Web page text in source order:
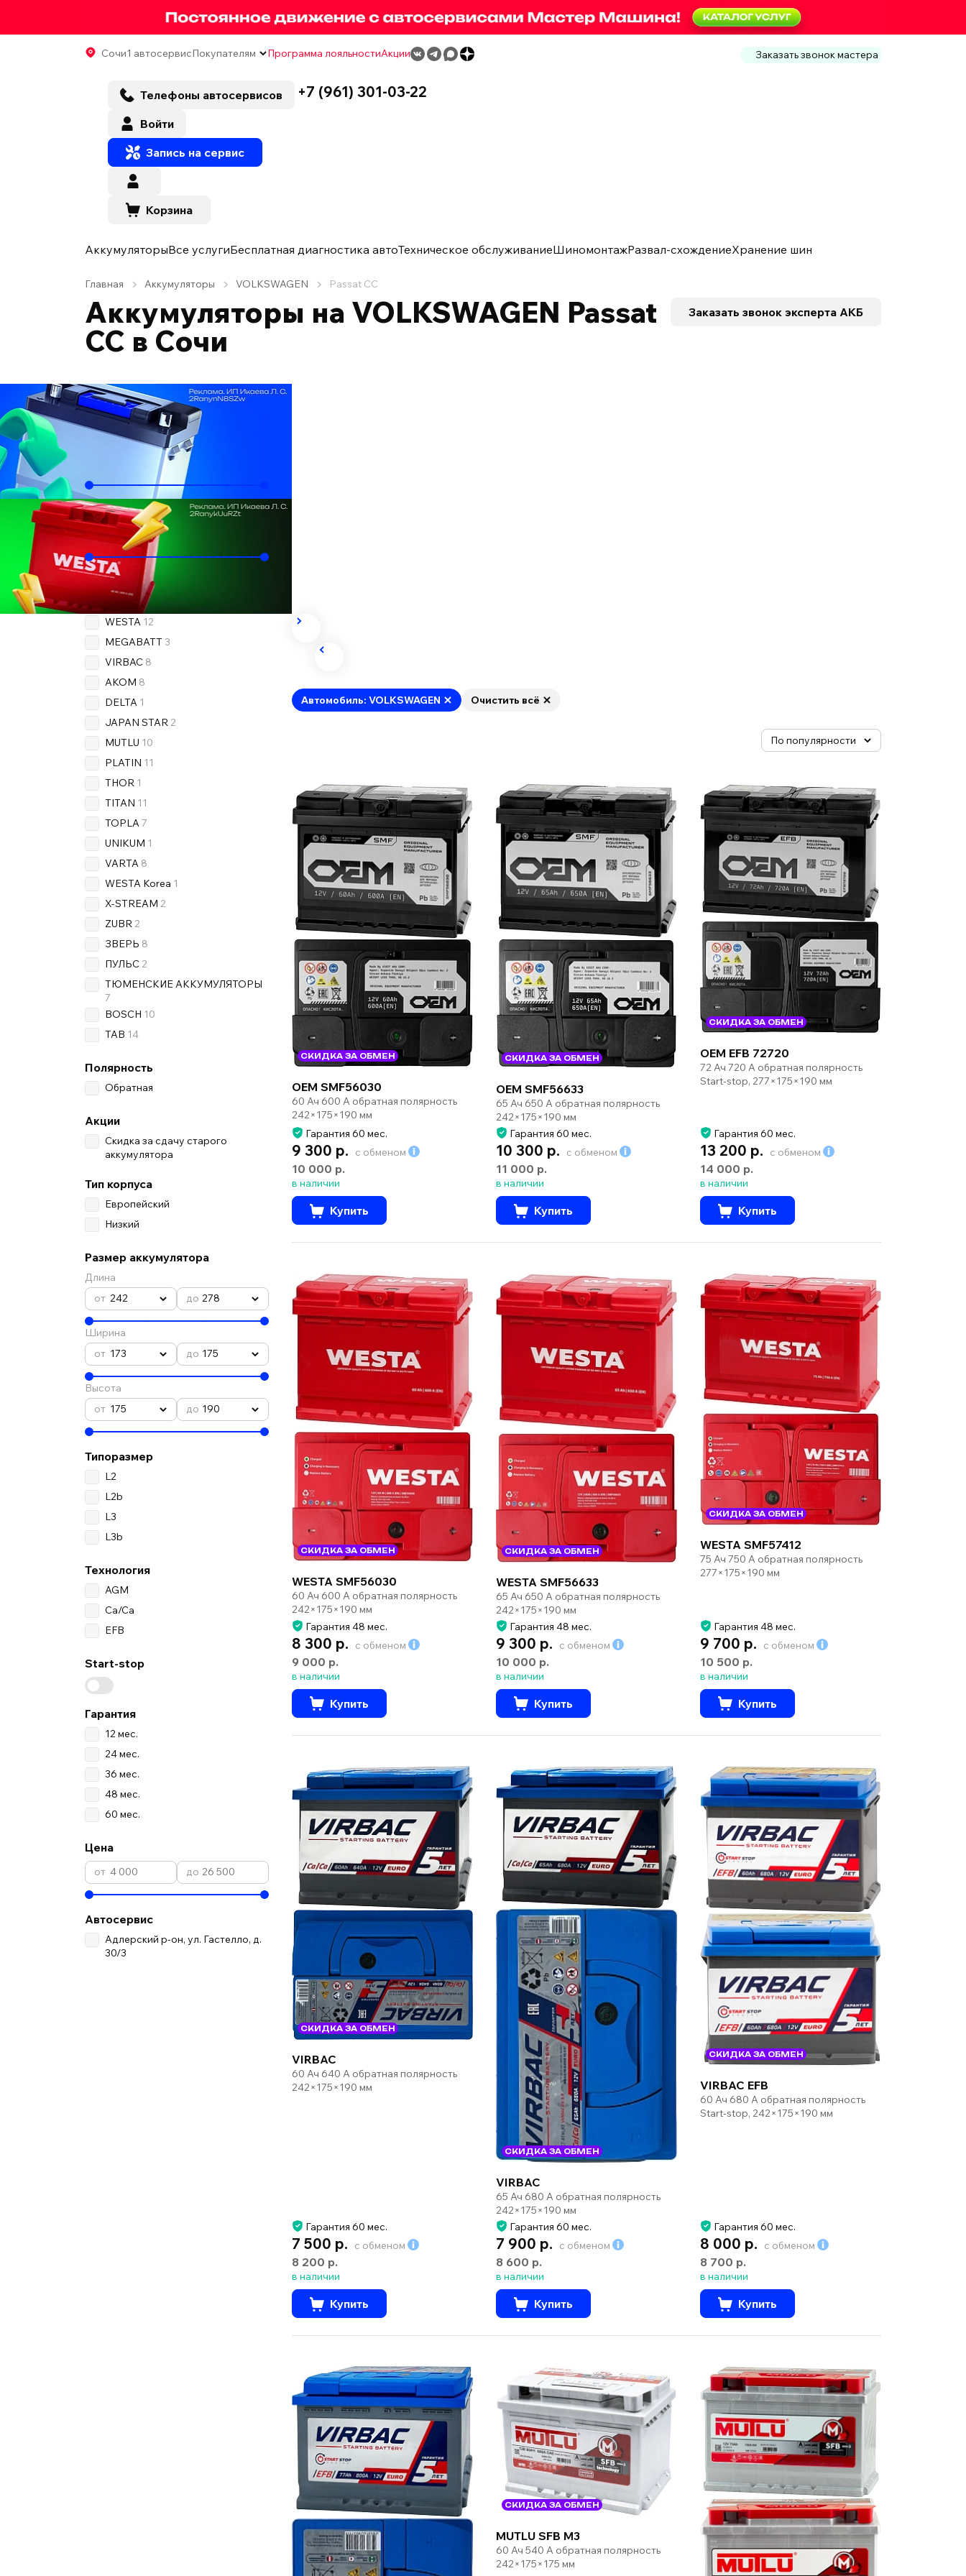
Сочи1 автосервисПокупателям Программа лояльностиАкции Заказать звонок мастера
Телефоны автосервисов +7 (961) 301-03-22
Войти
Запись на сервис
Корзина
АккумуляторыВсе услугиБесплатная диагностика автоТехническое обслуживаниеШиномонтажРазвал-схождениеХранение шин
Главная Аккумуляторы VOLKSWAGEN Passat CC
Аккумуляторы на VOLKSWAGEN Passat
CC в Сочи
Заказать звонок эксперта АКБ
Подобрать по автомобилю
Ёмкость, Ач
Пусковой ток, А
500
Бренд
OEM13
WESTA 12
MEGABATT 3
VIRBAC 8
AKOM 8
DELTA 1
JAPAN STAR 2
MUTLU 10
PLATIN 11
THOR 1
TITAN 11
TOPLA 7
UNIKUM 1
VARTA 8
WESTA Korea 1
X-STREAM 2
ZUBR 2
ЗВЕРЬ 8
ПУЛЬС 2
ТЮМЕНСКИЕ АККУМУЛЯТОРЫ
7
BOSCH 10
TAB 14
Полярность
Обратная
Акции
Скидка за сдачу старого
аккумулятора
Тип корпуса
Европейский
Низкий
Размер аккумулятора
Длина
242
278
Ширина
173
175
Высота
175
190
Типоразмер
L2
L2b
L3
L3b
Технология
AGM
Ca/Ca
EFB
Start-stop
Гарантия
12 мес.
24 мес.
36 мес.
48 мес.
60 мес.
Цена
Автосервис
Адлерский р-он, ул. Гастелло, д.
30/3
Автомобиль: VOLKSWAGEN Очистить всё
СКИДКА ЗА ОБМЕН
OEM SMF56030
60 Ач 600 А обратная полярность
242×175×190 мм
Гарантия 60 мес.
9 300 р. с обменом
10 000 р.
в наличии
Купить
СКИДКА ЗА ОБМЕН
OEM SMF56633
65 Ач 650 А обратная полярность
242×175×190 мм
Гарантия 60 мес.
10 300 р. с обменом
11 000 р.
в наличии
Купить
СКИДКА ЗА ОБМЕН
OEM EFB 72720
72 Ач 720 А обратная полярность
Start-stop, 277×175×190 мм
Гарантия 60 мес.
13 200 р. с обменом
14 000 р.
в наличии
Купить
СКИДКА ЗА ОБМЕН
WESTA SMF56030
60 Ач 600 А обратная полярность
242×175×190 мм
Гарантия 48 мес.
8 300 р. с обменом
9 000 р.
в наличии
Купить
СКИДКА ЗА ОБМЕН
WESTA SMF56633
65 Ач 650 А обратная полярность
242×175×190 мм
Гарантия 48 мес.
9 300 р. с обменом
10 000 р.
в наличии
Купить
СКИДКА ЗА ОБМЕН
WESTA SMF57412
75 Ач 750 А обратная полярность
277×175×190 мм
Гарантия 48 мес.
9 700 р. с обменом
10 500 р.
в наличии
Купить
СКИДКА ЗА ОБМЕН
VIRBAC
60 Ач 640 А обратная полярность
242×175×190 мм
Гарантия 60 мес.
7 500 р. с обменом
8 200 р.
в наличии
Купить
СКИДКА ЗА ОБМЕН
VIRBAC
65 Ач 680 А обратная полярность
242×175×190 мм
Гарантия 60 мес.
7 900 р. с обменом
8 600 р.
в наличии
Купить
СКИДКА ЗА ОБМЕН
VIRBAC EFB
60 Ач 680 А обратная полярность
Start-stop, 242×175×190 мм
Гарантия 60 мес.
8 000 р. с обменом
8 700 р.
в наличии
Купить
СКИДКА ЗА ОБМЕН
MUTLU SFB M3
60 Ач 540 А обратная полярность
242×175×175 мм